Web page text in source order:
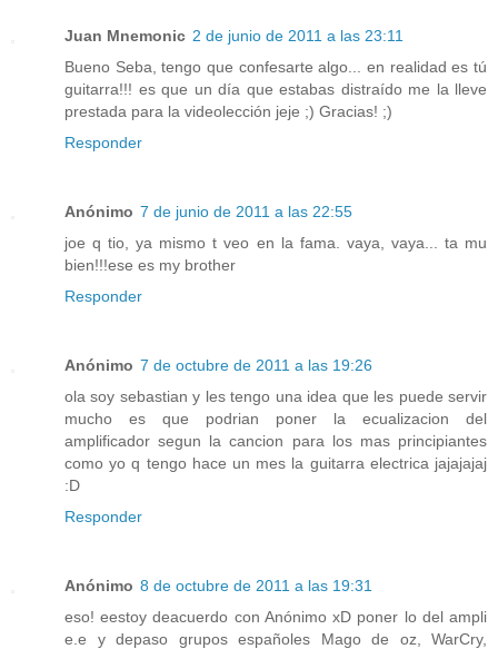
Juan Mnemonic 2 de junio de 2011 a las 23:11
Bueno Seba, tengo que confesarte algo... en realidad es tú
guitarra!!! es que un día que estabas distraído me la lleve
prestada para la videolección jeje ;) Gracias! ;)
Responder
Anónimo 7 de junio de 2011 a las 22:55
joe q tio, ya mismo t veo en la fama. vaya, vaya... ta mu
bien!!!ese es my brother
Responder
Anónimo 7 de octubre de 2011 a las 19:26
ola soy sebastian y les tengo una idea que les puede servir
mucho es que podrian poner la ecualizacion del
amplificador segun la cancion para los mas principiantes
como yo q tengo hace un mes la guitarra electrica jajajajaj
:D
Responder
Anónimo 8 de octubre de 2011 a las 19:31
eso! eestoy deacuerdo con Anónimo xD poner lo del ampli
e.e y depaso grupos españoles Mago de oz, WarCry,